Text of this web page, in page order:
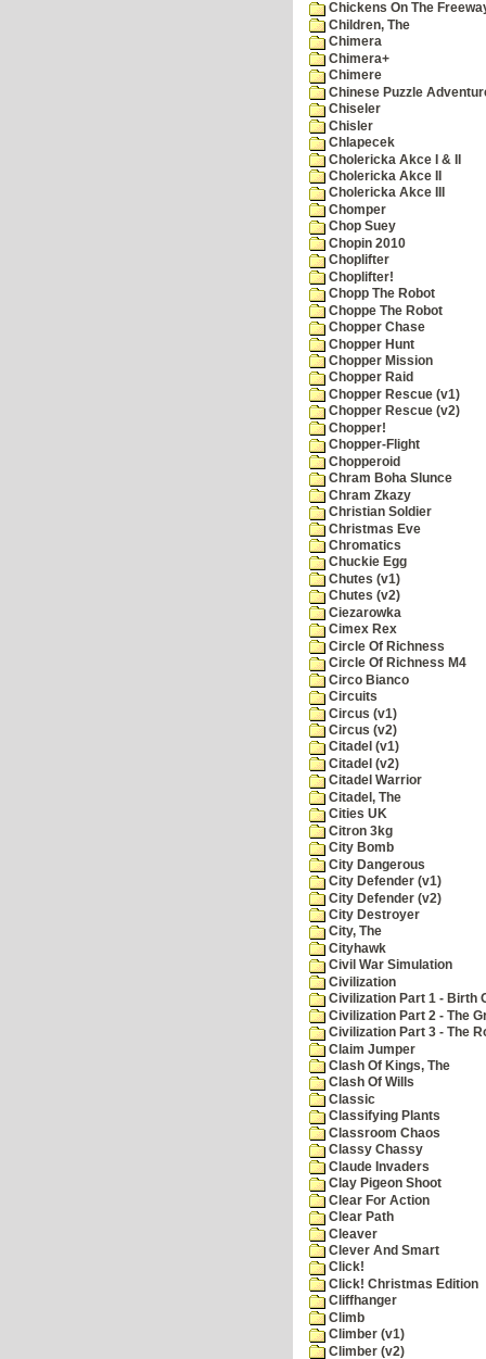
Chickens On The
Children, The
Chimera
Chimera+
Chimere
Chinese Puzzle
Chiseler
Chisler
Chlapecek
Cholericka Akce I & II
Cholericka Akce II
Cholericka Akce III
Chomper
Chop Suey
Chopin 2010
Choplifter
Choplifter!
Chopp The Robot
Choppe The Robot
Chopper Chase
Chopper Hunt
Chopper Mission
Chopper Raid
Chopper Rescue (v1)
Chopper Rescue (v2)
Chopper!
Chopper-Flight
Chopperoid
Chram Boha Slunce
Chram Zkazy
Christian Soldier
Christmas Eve
Chromatics
Chuckie Egg
Chutes (v1)
Chutes (v2)
Ciezarowka
Cimex Rex
Circle Of Richness
Circle Of Richness M4
Circo Bianco
Circuits
Circus (v1)
Circus (v2)
Citadel (v1)
Citadel (v2)
Citadel Warrior
Citadel, The
Cities UK
Citron 3kg
City Bomb
City Dangerous
City Defender (v1)
City Defender (v2)
City Destroyer
City, The
Cityhawk
Civil War Simulation
Civilization
Civilization Part 1 - Birth
Civilization Part 2 - The
Civilization Part 3 - The
Claim Jumper
Clash Of Kings, The
Clash Of Wills
Classic
Classifying Plants
Classroom Chaos
Classy Chassy
Claude Invaders
Clay Pigeon Shoot
Clear For Action
Clear Path
Cleaver
Clever And Smart
Click!
Click! Christmas Edition
Cliffhanger
Climb
Climber (v1)
Climber (v2)